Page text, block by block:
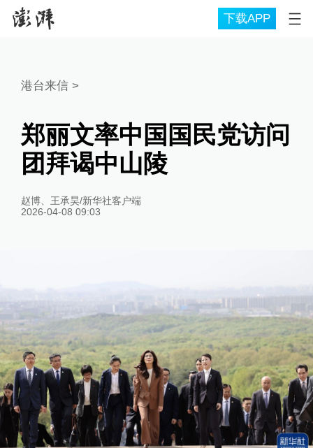
下载APP
港台来信>
郑丽文率中国国民党访问
团拜谒中山陵
赵博、王承昊/新华社客户端
2026-04-08 09:03